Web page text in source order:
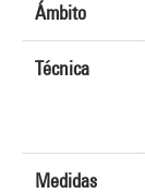
Ámbito
Técnica
Medidas